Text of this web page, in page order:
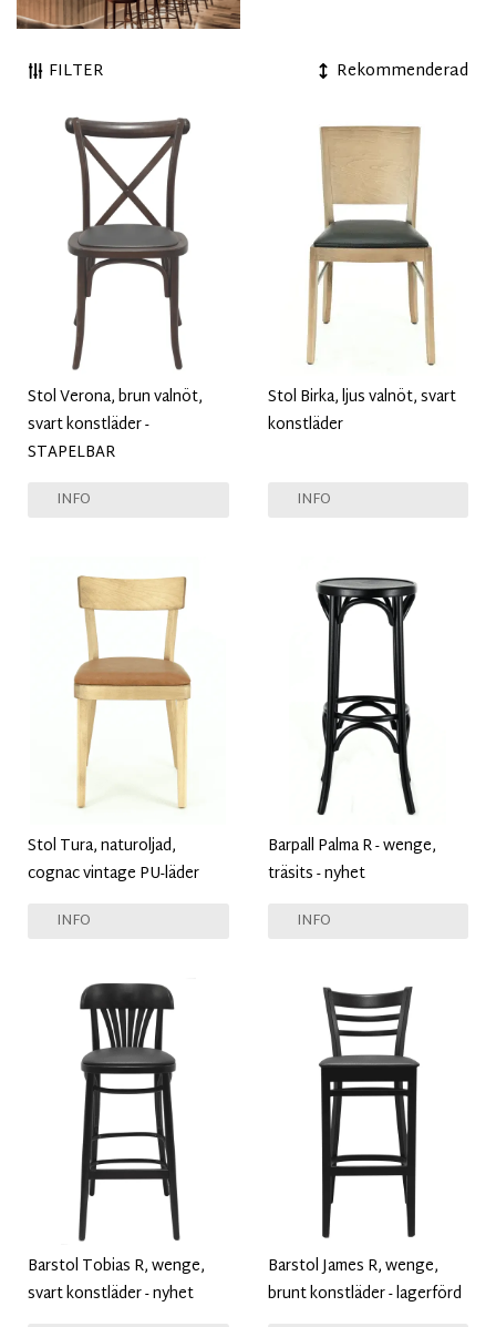
FILTER Rekommenderad
Stol Verona, brun valnöt,
svart konstläder -
STAPELBAR
INFO
Stol Birka, ljus valnöt, svart
konstläder
INFO
Stol Tura, naturoljad,
cognac vintage PU-läder
INFO
Barpall Palma R - wenge,
träsits - nyhet
INFO
Barstol Tobias R, wenge,
svart konstläder - nyhet
Barstol James R, wenge,
brunt konstläder - lagerförd